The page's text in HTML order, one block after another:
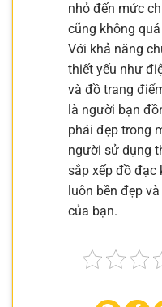
nhỏ đến mức
cũng không
Với khả năng
thiết yếu như
và đồ trang
là người bạn
phái đẹp trong
người sử dụng
sắp xếp đồ đạc
luôn bền đẹp
của bạn.